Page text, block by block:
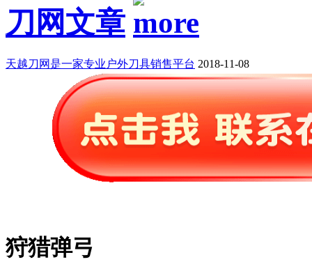
刀网文章
天越刀网是一家专业户外刀具销售平台 2018-11-08
狩猎弹弓